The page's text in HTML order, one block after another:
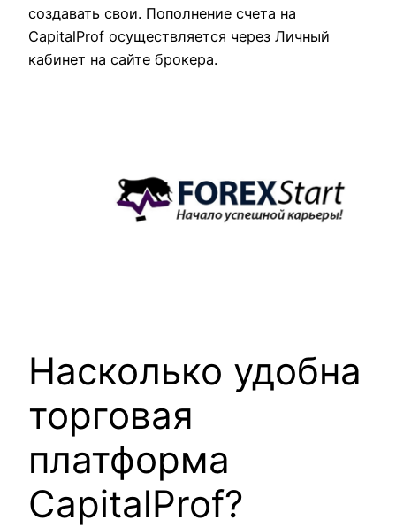
создавать свои. Пополнение счета на
CapitalProf осуществляется через Личный
кабинет на сайте брокера.
Насколько удобна
торговая
платформа
CapitalProf?